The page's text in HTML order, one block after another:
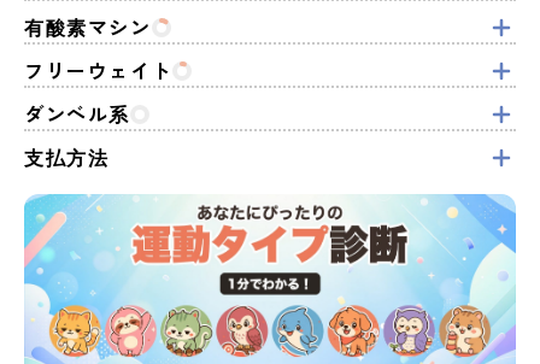
有酸素マシン
フリーウェイト
ダンベル系
支払方法